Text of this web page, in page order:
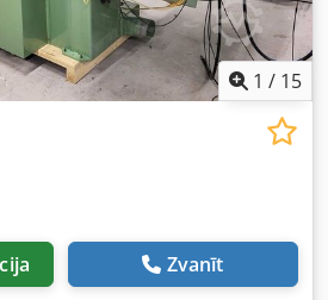
1 / 15
Zvanīt